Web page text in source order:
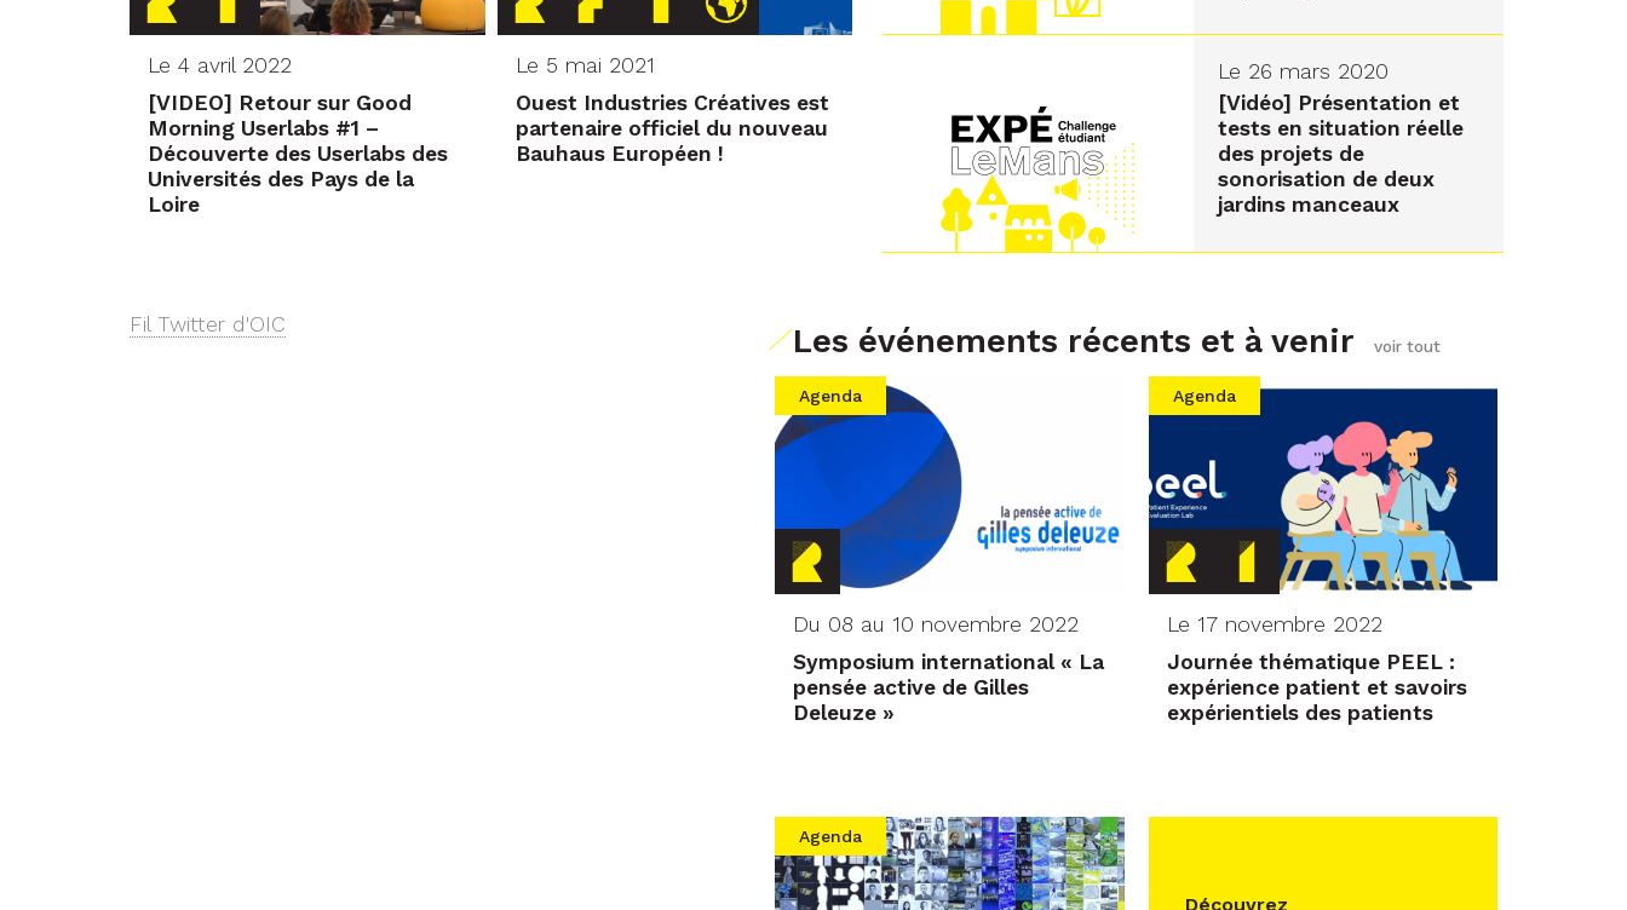
Le 4 avril 2022
[VIDEO] Retour sur Good
Morning Userlabs #1 –
Découverte des Userlabs des
Universités des Pays de la
Loire
Le 5 mai 2021
Ouest Industries Créatives est
partenaire officiel du nouveau
Bauhaus Européen !
Le 26 mars 2020
[Vidéo] Présentation et
tests en situation réelle
des projets de
sonorisation de deux
jardins manceaux
Fil Twitter d'OIC Les événements récents et à venir voir tout
Agenda
Du 08 au 10 novembre 2022
Symposium international « La
pensée active de Gilles
Deleuze »
Agenda
Le 17 novembre 2022
Journée thématique PEEL :
expérience patient et savoirs
expérientiels des patients
Agenda
Découvrez